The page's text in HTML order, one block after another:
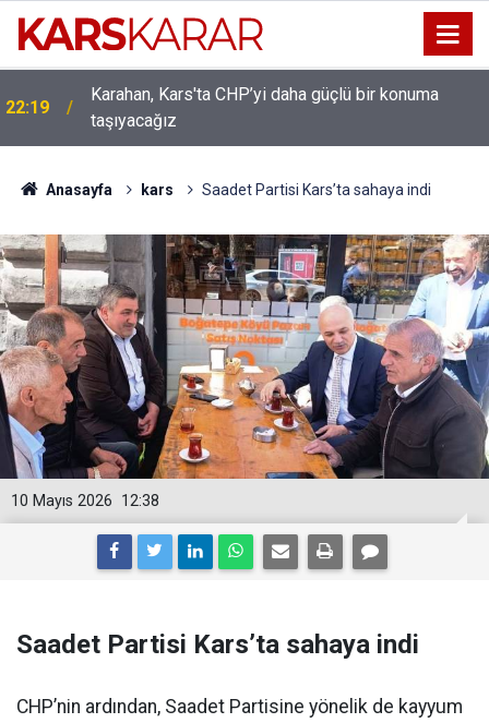
22:19
Karahan, Kars'ta CHP’yi daha güçlü bir konuma
taşıyacağız
Anasayfa kars Saadet Partisi Kars’ta sahaya indi
12:38
10 Mayıs 2026
Saadet Partisi Kars’ta sahaya indi
CHP’nin ardından, Saadet Partisine yönelik de kayyum